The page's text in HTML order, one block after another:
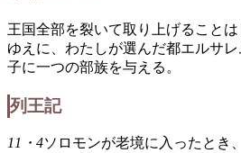
王国全部を裂いて取り上げること
ゆえに、わたしが選んだ都エルサ
子に一つの部族を与える。
列王記
11・4ソロモンが老境に入ったとき